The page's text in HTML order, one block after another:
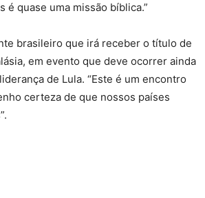
quase uma missão bíblica.”
brasileiro que irá receber o título de
em evento que deve ocorrer ainda
de Lula. “Este é um encontro
certeza de que nossos países